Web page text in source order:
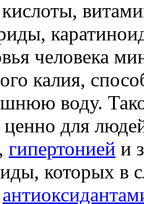
кислоты,
человека
калия,
воду.
ценно для
гипертонией и
которых в